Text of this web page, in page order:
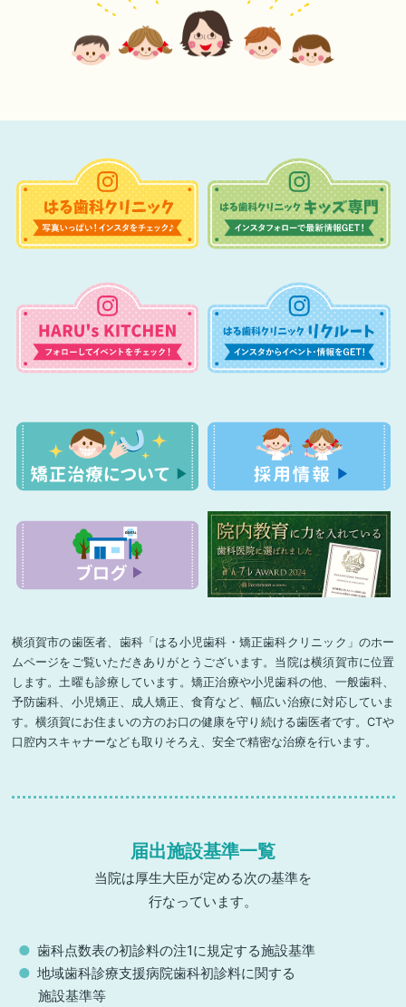
横須賀市の歯医者、歯科「はる小児歯科・矯正歯科クリニック」のホー
ムページをご覧いただきありがとうございます。当院は横須賀市に位置
します。土曜も診療しています。矯正治療や小児歯科の他、一般歯科、
予防歯科、小児矯正、成人矯正、食育など、幅広い治療に対応していま
す。横須賀にお住まいの方のお口の健康を守り続ける歯医者です。CTや
口腔内スキャナーなども取りそろえ、安全で精密な治療を行います。
届出施設基準一覧
当院は厚生大臣が定める次の基準を
行なっています。
歯科点数表の初診料の注1に規定する施設基準
地域歯科診療支援病院歯科初診料に関する
施設基準等